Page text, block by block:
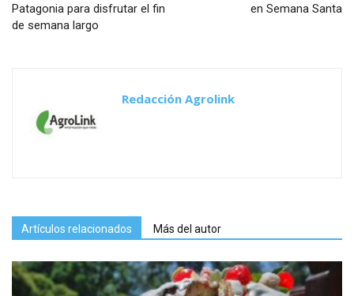
Patagonia para disfrutar el fin
de semana largo
en Semana Santa
Redacción Agrolink
Artículos relacionados Más del autor